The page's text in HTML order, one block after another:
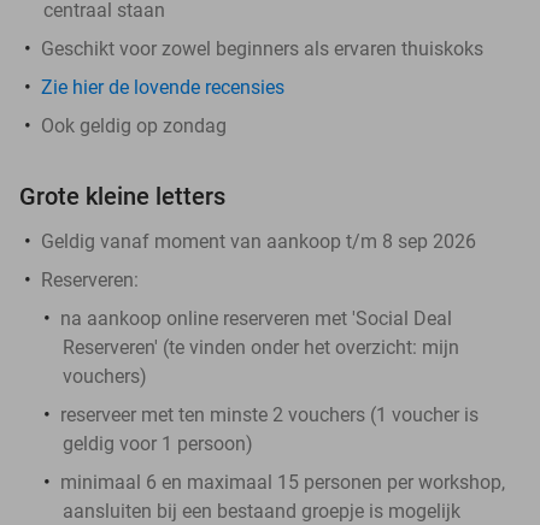
centraal staan
Geschikt voor zowel beginners als ervaren thuiskoks
Zie hier de lovende recensies
Ook geldig op zondag
Grote kleine letters
Geldig vanaf moment van aankoop t/m 8 sep 2026
Reserveren:
na aankoop online reserveren met 'Social Deal
Reserveren' (te vinden onder het overzicht: mijn
vouchers)
reserveer met ten minste 2 vouchers (1 voucher is
geldig voor 1 persoon)
minimaal 6 en maximaal 15 personen per workshop,
aansluiten bij een bestaand groepje is mogelijk